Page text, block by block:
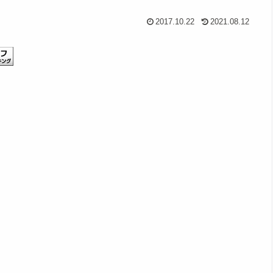
2017.10.22 2021.08.12